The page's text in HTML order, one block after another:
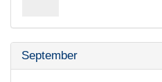
September